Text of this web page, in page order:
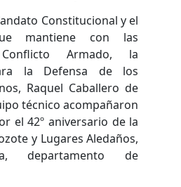
Constitucional y el
mantiene con las
Armado, la
la Defensa de los
Raquel Caballero de
técnico acompañaron
el 42º aniversario de la
y Lugares Aledaños,
departamento de